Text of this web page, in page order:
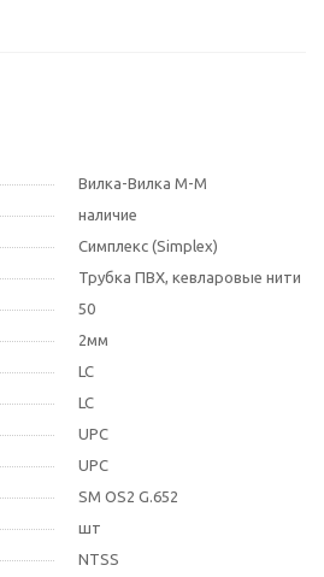
Вилка-Вилка M-M
наличие
Симплекс (Simplex)
Трубка ПВХ, кевларовые нити
50
2мм
LC
LC
UPC
UPC
SM OS2 G.652
шт
NTSS